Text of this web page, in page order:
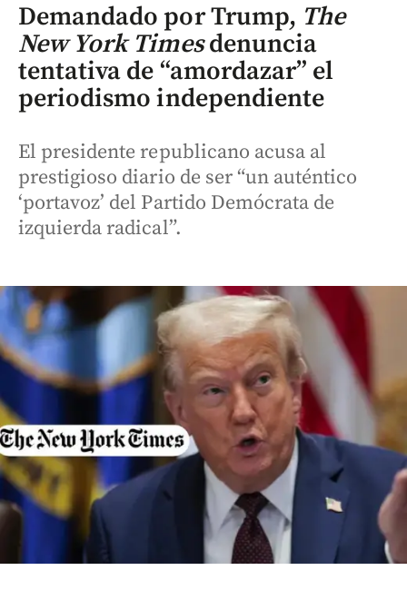
Demandado por Trump, The
New York Timesdenuncia
tentativa de “amordazar” el
periodismo independiente
El presidente republicano acusa al
prestigioso diario de ser “un auténtico
‘portavoz’ del Partido Demócrata de
izquierda radical”.